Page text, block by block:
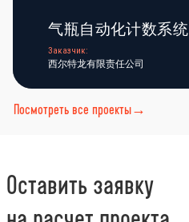
气瓶自动化计数系统
Заказчик:
西尔特龙有限责任公司
Посмотреть все проекты→
Оставить заявку